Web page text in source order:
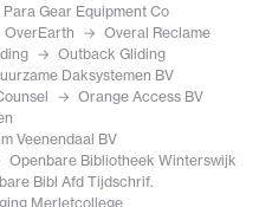
Para Gear Equipment Co
OverEarth
Overal Reclame
Outback Gliding
Daksystemen BV
Orange Access BV
Veenendaal BV
Openbare Bibliotheek Winterswijk
Bibl Afd Tijdschrif.
Merletcollege